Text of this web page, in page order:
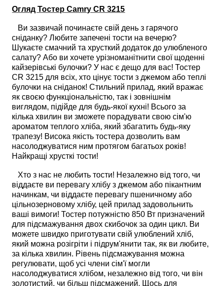
Огляд Тостер Camry CR 3215
Ви зазвичай починаєте свій день з гарячого
сніданку? Любите запечені тости на вечерю?
Шукаєте смачний та хрусткий додаток до улюбленого
салату? Або ви хочете урізноманітнити свої щоденні
кайзерівські булочки? У нас є дещо для вас! Тостер
CR 3215 для всіх, хто цінує тости з джемом або теплі
булочки на сніданок! Стильний прилад, який вражає
як своєю функціональністю, так і зовнішнім
виглядом, підійде для будь-якої кухні! Всього за
кілька хвилин ви зможете порадувати свою сім'ю
ароматом теплого хліба, який збагатить будь-яку
трапезу! Висока якість тостера дозволить вам
насолоджуватися ним протягом багатьох років!
Найкращі хрусткі тости!
Хто з нас не любить тости! Незалежно від того, чи
віддаєте ви перевагу хлібу з джемом або пікантним
начинкам, чи віддаєте перевагу пшеничному або
цільнозерновому хлібу, цей прилад задовольнить
ваші вимоги! Тостер потужністю 850 Вт призначений
для підсмажування двох скибочок за один цикл. Ви
можете швидко приготувати свій улюблений хліб,
який можна розігріти і підрум'янити так, як ви любите,
за кілька хвилин. Рівень підсмажування можна
регулювати, щоб усі члени сім'ї могли
насолоджуватися хлібом, незалежно від того, чи він
золотистий, чи більш підсмажений. Щось для